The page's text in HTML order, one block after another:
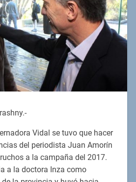
Vidal se tuvo que hacer
del periodista Juan Amorín
a la campaña del 2017.
a la doctora Inza como